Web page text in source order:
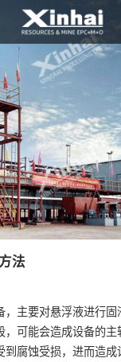
法
主要对悬浮液进行固
可能会造成设备的
腐蚀受损，进而造